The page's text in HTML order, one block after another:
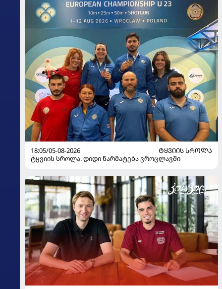
18:05/05-08-2026
ᲢᲧᲕᲘᲘᲡ ᲡᲠᲝᲚᲐ
ტყვიის სროლა. დიდი წარმატება ვროცლავში